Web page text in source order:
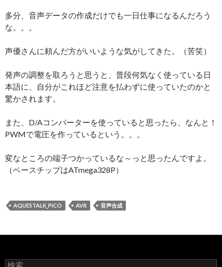
多分、音声データの作成だけでも一日仕事になるんだろう
な。。。
声優さんに頼んだ方がいいような気がしてきた。（苦笑）
発声の調整を取ろうと思うと、普段何気なく使っている日
本語に、自分がこれほど注意を払わずに使っていたのかと
驚かされます。
また、D/Aコンバーターを使っていると思ったら、なんと！
PWMで電圧を作っているという。。。
変なところの端子つかっているな～っと思ったんですよ。
（ベースチップはATmega328P）
AQUESTALK_PICO AVR 音声合成
検索: